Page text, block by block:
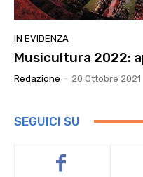
IN EVIDENZA
Musicultura 2022:
Redazione - 20 Ottobre 2021
SEGUICI SU